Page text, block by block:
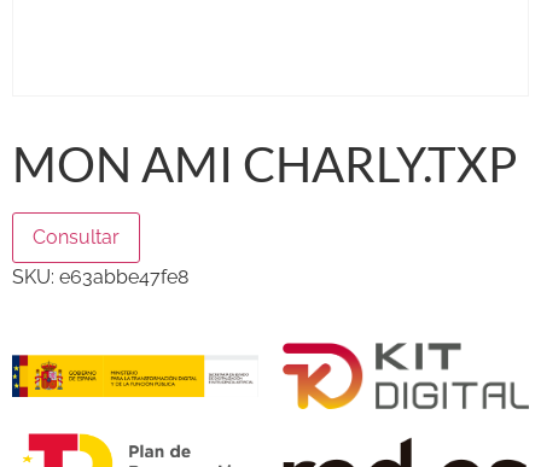
MON AMI CHARLY.TXP
Consultar
SKU: e63abbe47fe8